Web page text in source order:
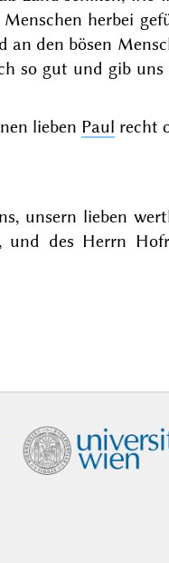
herbei
an den bösen
so gut und gib
lieben Paul recht
unsern lieben
und des Herrn